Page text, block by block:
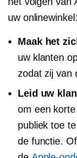
uw onlinewinkel:
Maak het
uw klanten
zodat zij van
Leid uw
om een
publiek toe
de functie.